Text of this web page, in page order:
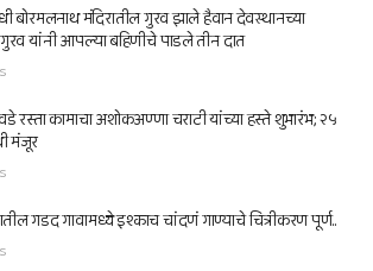
बोरमलनाथ मंदिरातील गुरव झाले हैवान देवस्थानच्या
यांनी आपल्या बहिणीचे पाडले तीन दात
रस्ता कामाचा अशोकअण्णा चराटी यांच्या हस्ते शुभारंभ; २५
मंजूर
गडद गावामध्ये इश्काच चांदणं गाण्याचे चित्रीकरण पूर्ण..